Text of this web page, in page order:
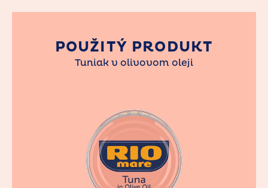
POUŽITÝ PRODUKT
Tuniak v olivovom oleji